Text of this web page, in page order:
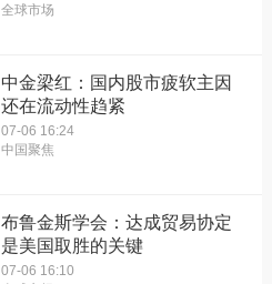
全球市场
中金梁红：国内股市疲软主因
还在流动性趋紧
07-06 16:24
中国聚焦
布鲁金斯学会：达成贸易协定
是美国取胜的关键
07-06 16:10